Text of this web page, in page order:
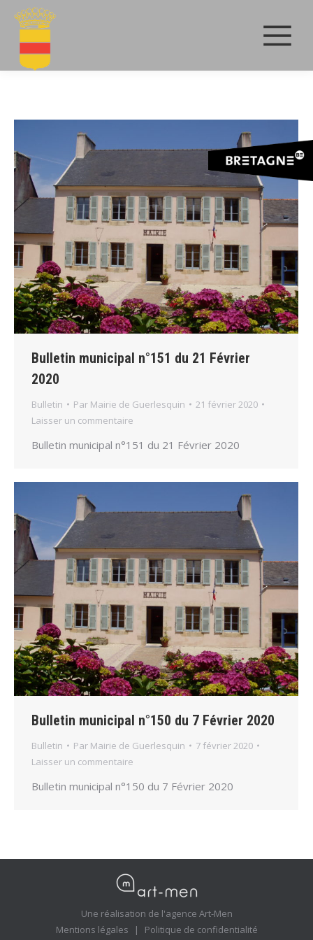
Bulletin municipal n°151 du 21 Février
2020
Bulletin Par Mairie de Guerlesquin
21 février 2020
Laisser un commentaire
Bulletin municipal n°151 du 21 Février 2020
Bulletin municipal n°150 du 7 Février 2020
Bulletin Par Mairie de Guerlesquin
7 février 2020
Laisser un commentaire
Bulletin municipal n°150 du 7 Février 2020
Une réalisation de l'agence Art-Men
Mentions légales
| Politique de confidentialité